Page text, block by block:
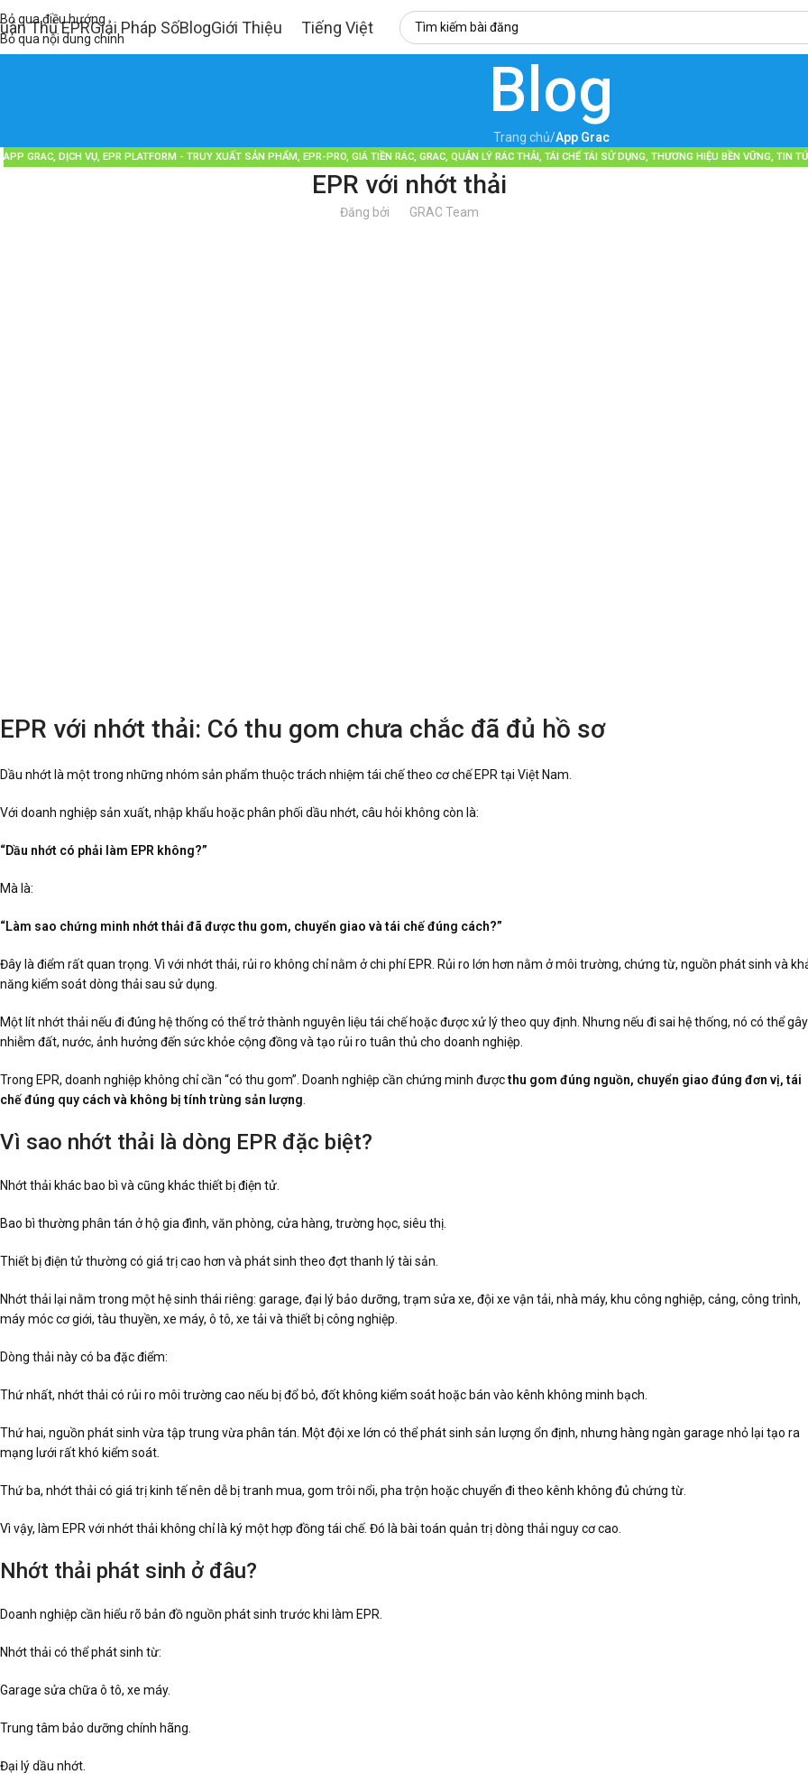
Bỏ qua điều hướng
Bỏ qua nội dung chính
Thủ EPRGiải Pháp SốBlogGiới Thiệu Tiếng Việt
Blog
Trang chủ/App Grac
APP GRAC,DỊCH VỤ,EPR PLATFORM - TRUY XUẤT SẢN PHẨM,EPR-PRO,GIÁ TIỀN RÁC,GRAC,QUẢN LÝ RÁC THẢI,TÁI CHẾ TÁI SỬ DỤNG,THƯƠNG HIỆU BỀN VỮNG,TIN
EPR với nhớt thải
Đăng bởi GRAC Team
EPR với nhớt thải: Có thu gom chưa chắc đã đủ hồ sơ
Dầu nhớt là một trong những nhóm sản phẩm thuộc trách nhiệm tái chế theo cơ chế EPR tại Việt Nam.
Với doanh nghiệp sản xuất, nhập khẩu hoặc phân phối dầu nhớt, câu hỏi không còn là:
“Dầu nhớt có phải làm EPR không?”
Mà là:
“Làm sao chứng minh nhớt thải đã được thu gom, chuyển giao và tái chế đúng cách?”
Đây là điểm rất quan trọng. Vì với nhớt thải, rủi ro không chỉ nằm ở chi phí EPR. Rủi ro lớn hơn nằm ở môi trường, chứng từ, nguồn phát sinh và
năng kiểm soát dòng thải sau sử dụng.
Một lít nhớt thải nếu đi đúng hệ thống có thể trở thành nguyên liệu tái chế hoặc được xử lý theo quy định. Nhưng nếu đi sai hệ thống, nó có thể
nhiễm đất, nước, ảnh hưởng đến sức khỏe cộng đồng và tạo rủi ro tuân thủ cho doanh nghiệp.
Trong EPR, doanh nghiệp không chỉ cần “có thu gom”. Doanh nghiệp cần chứng minh đượcthu gom đúng nguồn, chuyển giao đúng đơn vị, tái
chế đúng quy cách và không bị tính trùng sản lượng
Vì sao nhớt thải là dòng EPR đặc biệt?
Nhớt thải khác bao bì và cũng khác thiết bị điện tử.
Bao bì thường phân tán ở hộ gia đình, văn phòng, cửa hàng, trường học, siêu thị.
Thiết bị điện tử thường có giá trị cao hơn và phát sinh theo đợt thanh lý tài sản.
Nhớt thải lại nằm trong một hệ sinh thái riêng: garage, đại lý bảo dưỡng, trạm sửa xe, đội xe vận tải, nhà máy, khu công nghiệp, cảng, công trình,
máy móc cơ giới, tàu thuyền, xe máy, ô tô, xe tải và thiết bị công nghiệp.
Dòng thải này có ba đặc điểm:
Thứ nhất, nhớt thải có rủi ro môi trường cao nếu bị đổ bỏ, đốt không kiểm soát hoặc bán vào kênh không minh bạch.
Thứ hai, nguồn phát sinh vừa tập trung vừa phân tán. Một đội xe lớn có thể phát sinh sản lượng ổn định, nhưng hàng ngàn garage nhỏ lại tạo ra
mạng lưới rất khó kiểm soát.
Thứ ba, nhớt thải có giá trị kinh tế nên dễ bị tranh mua, gom trôi nổi, pha trộn hoặc chuyển đi theo kênh không đủ chứng từ.
Vì vậy, làm EPR với nhớt thải không chỉ là ký một hợp đồng tái chế. Đó là bài toán quản trị dòng thải nguy cơ cao.
Nhớt thải phát sinh ở đâu?
Doanh nghiệp cần hiểu rõ bản đồ nguồn phát sinh trước khi làm EPR.
Nhớt thải có thể phát sinh từ:
Garage sửa chữa ô tô, xe máy.
Trung tâm bảo dưỡng chính hãng.
Đại lý dầu nhớt.